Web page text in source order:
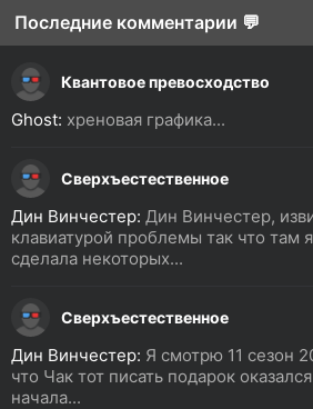
Последние комментарии 💬
Квантовое превосходство
Ghost: хреновая графика...
Сверхъестественное
Дин Винчестер: Дин Винчестер,
клавиатурой проблемы так что там
сделала некоторых...
Сверхъестественное
Дин Винчестер: Я смотрю 11 сезон
что Чак тот писать подарок
начала...